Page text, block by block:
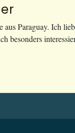
Paraguay. Ich
besonders